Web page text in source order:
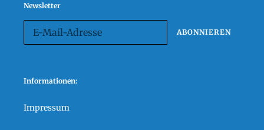
Newsletter
ABONNIEREN
Informationen:
Impressum